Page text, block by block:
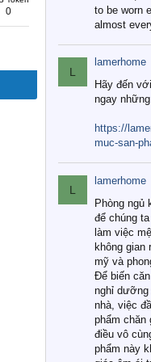
0
to be worn
almost
L
lamerhome
Hãy đến
ngay
https://
muc-san-
L
lamerhome
Phòng ngủ
để chúng
làm việc
không gian
mỹ và
Để biến
nghỉ
nhà, việc
phẩm chăn
điều vô
phẩm này